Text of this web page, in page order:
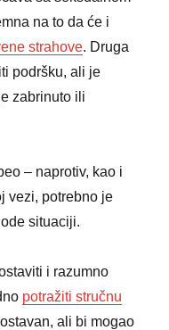
na to da će i
strahove. Druga
podršku, ali je
zabrinuto ili
– naprotiv, kao i
vezi, potrebno je
situaciji.
i razumno
potražiti stručnu
ali bi mogao